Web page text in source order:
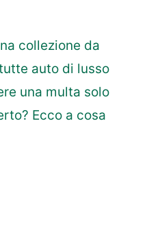
collezione da
auto di lusso
una multa solo
Ecco a cosa